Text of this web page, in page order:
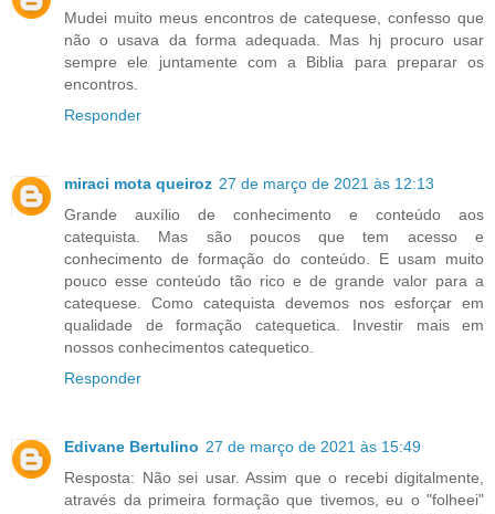
Mudei muito meus encontros de catequese, confesso que
não o usava da forma adequada. Mas hj procuro usar
sempre ele juntamente com a Biblia para preparar os
encontros.
Responder
miraci mota queiroz 27 de março de 2021 às 12:13
Grande auxílio de conhecimento e conteúdo aos
catequista. Mas são poucos que tem acesso e
conhecimento de formação do conteúdo. E usam muito
pouco esse conteúdo tão rico e de grande valor para a
catequese. Como catequista devemos nos esforçar em
qualidade de formação catequetica. Investir mais em
nossos conhecimentos catequetico.
Responder
Edivane Bertulino 27 de março de 2021 às 15:49
Resposta: Não sei usar. Assim que o recebi digitalmente,
através da primeira formação que tivemos, eu o "folheei"